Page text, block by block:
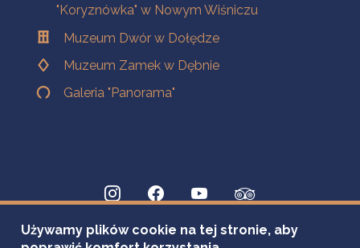
"Koryznówka" w Nowym Wiśniczu
Muzeum Dwór w Dołędze
Muzeum Zamek w Dębnie
Galeria "Panorama"
Używamy plików cookie na tej stronie, aby